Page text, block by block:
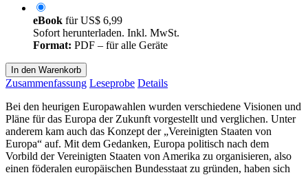
eBook fürUS$ 6,99
Sofort herunterladen. Inkl. MwSt.
Format: PDF – für alle Geräte
In den Warenkorb
Zusammenfassung Leseprobe Details
Bei den heurigen Europawahlen wurden verschiedene Visionen und
Pläne für das Europa der Zukunft vorgestellt und verglichen. Unter
anderem kam auch das Konzept der „Vereinigten Staaten von
Europa“ auf. Mit dem Gedanken, Europa politisch nach dem
Vorbild der Vereinigten Staaten von Amerika zu organisieren, also
einen föderalen europäischen Bundesstaat zu gründen, haben sich